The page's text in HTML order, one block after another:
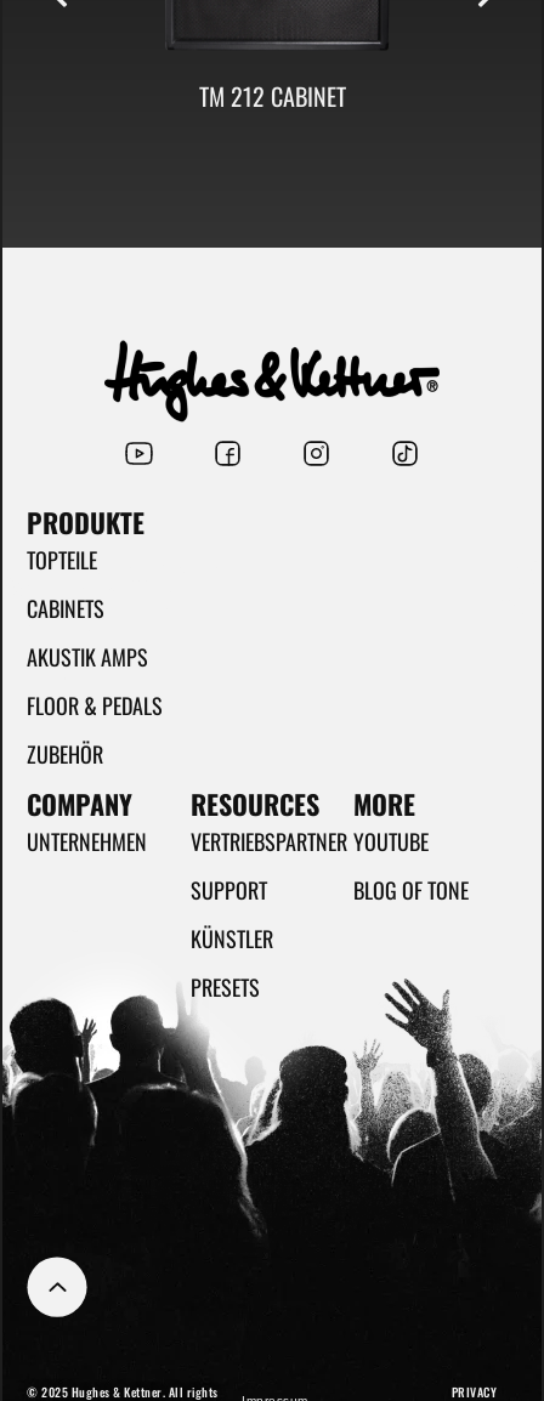
TM 212 CABINET
PRODUKTE
TOPTEILE
CABINETS
AKUSTIK AMPS
FLOOR & PEDALS
ZUBEHÖR
COMPANY
UNTERNEHMEN
RESOURCES
VERTRIEBSPARTNER
SUPPORT
KÜNSTLER
PRESETS
MORE
YOUTUBE
BLOG OF TONE
© 2025 Hughes & Kettner. All rights
PRIVACY